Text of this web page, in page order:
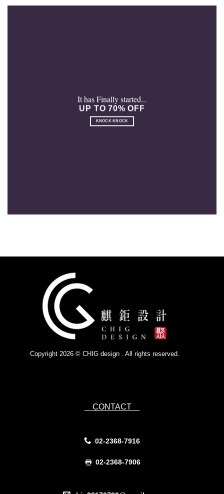
It has Finally started...
UP TO 70% OFF
KNOCK KNOCK
Copyright 2026 © CHIG design . All rights reserved.
CONTACT
02-2368-7916
02-2368-7906